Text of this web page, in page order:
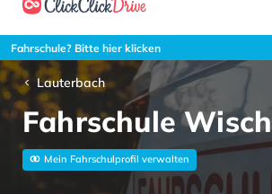
Fahrschule? Bitte hier klicken
Lauterbach
Fahrschule Wisch
Mein Fahrschulprofil verwalten